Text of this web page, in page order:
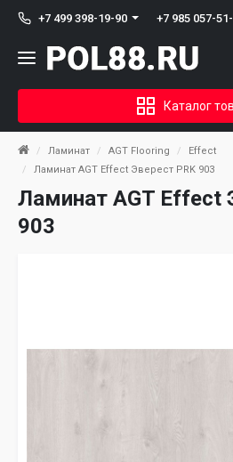
+7 499 398-19-90 +7 985 057-
Каталог
Ламинат AGT Flooring
Effect
Ламинат AGT Effect Эверест PRK 903
Ламинат AGT Effect
903